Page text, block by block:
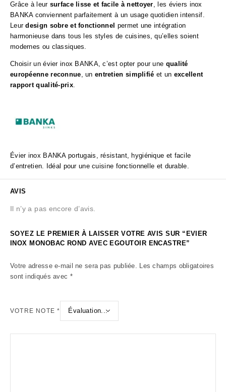
Grâce à leur surface lisse et facile à nettoyer, les éviers inox
BANKA conviennent parfaitement à un usage quotidien intensif.
Leurdesign sobre et fonctionnel permet une intégration
harmonieuse dans tous les styles de cuisines, qu’elles soient
modernes ou classiques.
Choisir un évier inox BANKA, c’est opter pour une qualité
européenne reconnue, unentretien simplifié et un excellent
rapport qualité-prix.
Évier inox BANKA portugais, résistant, hygiénique et facile
d’entretien. Idéal pour une cuisine fonctionnelle et durable.
AVIS
Il n’y a pas encore d’avis.
SOYEZ LE PREMIER À LAISSER VOTRE AVIS SUR “EVIER
INOX MONOBAC ROND AVEC EGOUTOIR ENCASTRE”
Votre adresse e-mail ne sera pas publiée. Les champs obligatoires
sont indiqués avec *
VOTRE NOTE*